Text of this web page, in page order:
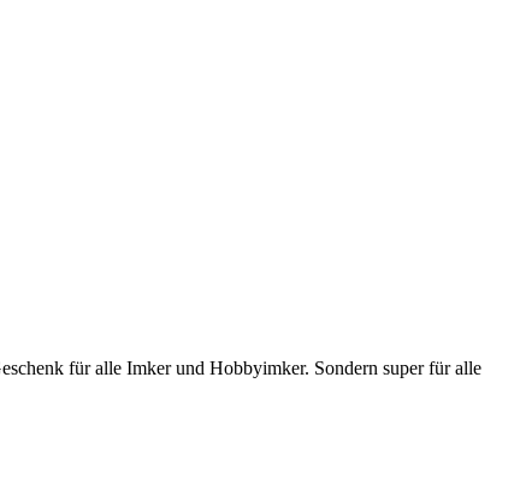
für alle Imker und Hobbyimker. Sondern super für alle